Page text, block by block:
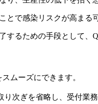
で感染リスクが高まる
るための手段として、
ムーズにできます。
次ぎを省略し、受付業